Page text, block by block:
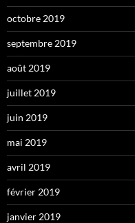
octobre 2019
septembre 2019
août 2019
juillet 2019
juin 2019
mai 2019
avril 2019
février 2019
janvier 2019